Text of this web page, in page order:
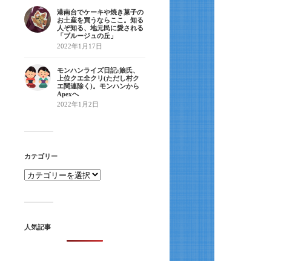
港南台でケーキや焼き菓子の
お土産を買うならここ。知る
人ぞ知る、地元民に愛される
「ブルージュの丘」
2022年1月17日
モンハンライズ日記:娘氏、
上位クエ全クリ(ただし村ク
エ関連除く)。モンハンから
Apexへ
2022年1月2日
カテゴリー
人気記事